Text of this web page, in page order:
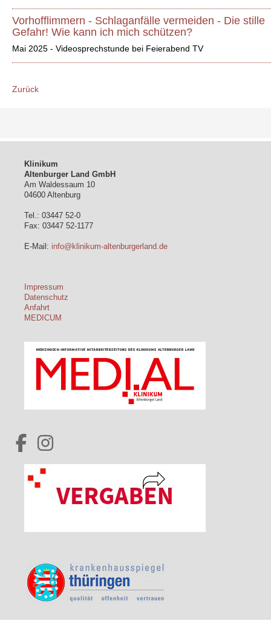
Vorhofflimmern - Schlaganfälle vermeiden - Die stille
Gefahr! Wie kann ich mich schützen?
Mai 2025 - Videosprechstunde bei Feierabend TV
Zurück
Klinikum
Altenburger Land GmbH
Am Waldessaum 10
04600 Altenburg
Tel.: 03447 52-0
Fax: 03447 52-1177
E-Mail: info@klinikum-altenburgerland.de
Impressum
Datenschutz
Anfahrt
MEDICUM